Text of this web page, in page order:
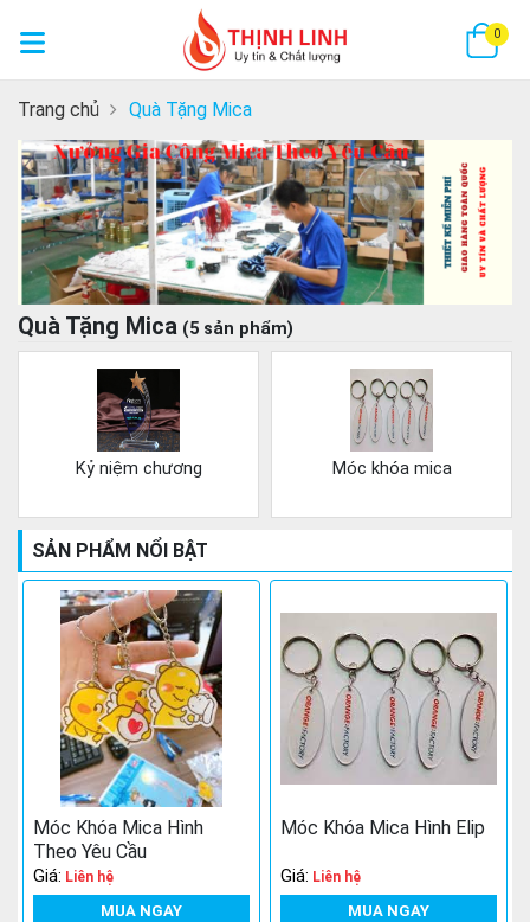
0
Trang chủ Quà Tặng Mica
Quà Tặng Mica (5 sản phẩm)
Kỷ niệm chương Móc khóa mica
SẢN PHẨM NỔI BẬT
Móc Khóa Mica Hình
Theo Yêu Cầu
Giá: Liên hệ
MUA NGAY
Móc Khóa Mica Hình Elip
Giá: Liên hệ
MUA NGAY